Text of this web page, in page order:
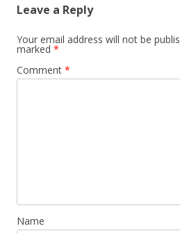
Leave a Reply
Your email address will not be
marked *
Comment *
Name